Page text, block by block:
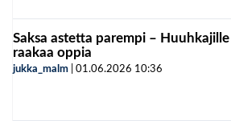
Saksa astetta parempi – Huuhkajille
raakaa oppia
jukka_malm 01.06.2026 10:36